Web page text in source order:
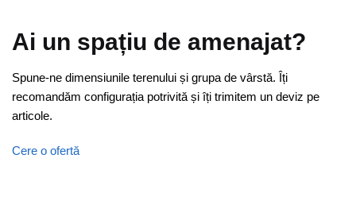
Ai un spațiu de amenajat?
Spune-ne dimensiunile terenului și grupa de vârstă. Îți
recomandăm configurația potrivită și îți trimitem un deviz pe
articole.
Cere o ofertă